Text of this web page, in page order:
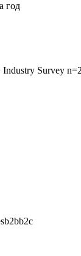
год
Industry Survey
b2bb2c